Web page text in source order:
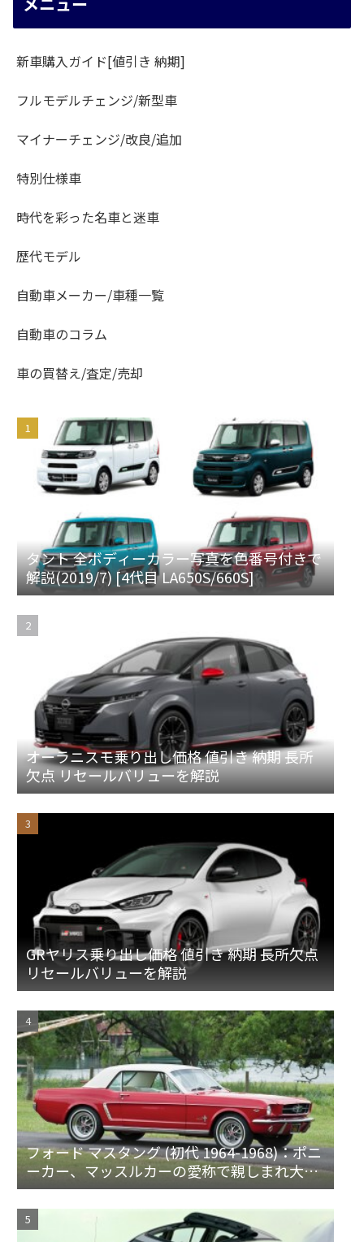
新車購入ガイド[値引き 納期]
フルモデルチェンジ/新型車
マイナーチェンジ/改良/追加
特別仕様車
時代を彩った名車と迷車
歴代モデル
自動車メーカー/車種一覧
自動車のコラム
車の買替え/査定/売却
タント 全ボディーカラー写真を色番号付きで
解説(2019/7) [4代目 LA650S/660S]
オーラニスモ乗り出し価格 値引き 納期 長所
欠点 リセールバリューを解説
GRヤリス乗り出し価格 値引き 納期 長所欠点
リセールバリューを解説
フォード マスタング (初代 1964-1968)：ポニ
ーカー、マッスルカーの愛称で親しまれ大ヒ
ット